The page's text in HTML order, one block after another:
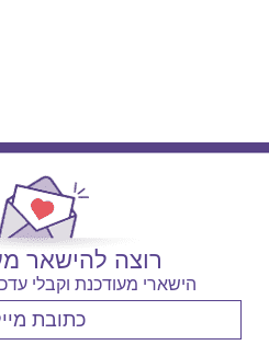
רוצה להישאר
הישארי מעודכנת וקבלי